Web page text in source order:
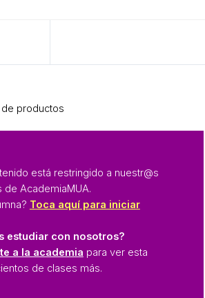
productos
está restringido a nuestr@s
de AcademiaMUA.
Toca aquí para iniciar
estudiar con nosotros?
a la academia para ver esta
de clases más.